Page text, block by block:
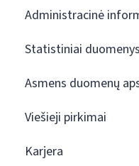
Administracinė
Statistiniai duomenys
Asmens duomenų
Viešieji pirkimai
Karjera